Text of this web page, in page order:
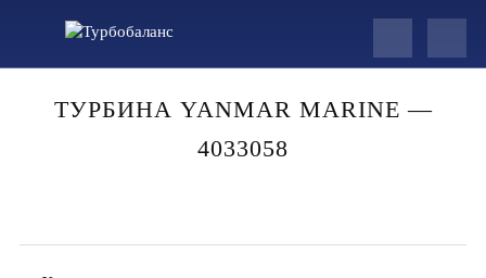
ТУРБИНА YANMAR MARINE —
4033058